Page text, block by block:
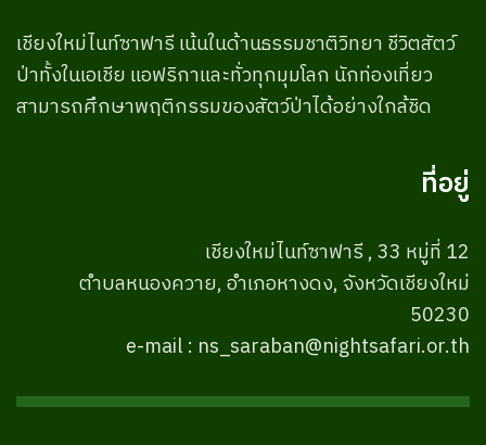
เชียงใหม่ไนท์ซาฟารี เน้นในด้านธรรมชาติวิทยา ชีวิตสัตว์
ป่าทั้งในเอเชีย แอฟริกาและทั่วทุกมุมโลก นักท่องเที่ยว
สามารถศึกษาพฤติกรรมของสัตว์ป่าได้อย่างใกล้ชิด
ที่อยู่
เชียงใหม่ไนท์ซาฟารี , 33 หมู่ที่ 12
ตำบลหนองควาย, อำเภอหางดง, จังหวัดเชียงใหม่
50230
e-mail : ns_saraban@nightsafari.or.th